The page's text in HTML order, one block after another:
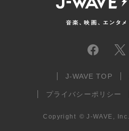
J-WAVE TOP
プライバシーポリシー
Copyright © J-WAVE, Inc.